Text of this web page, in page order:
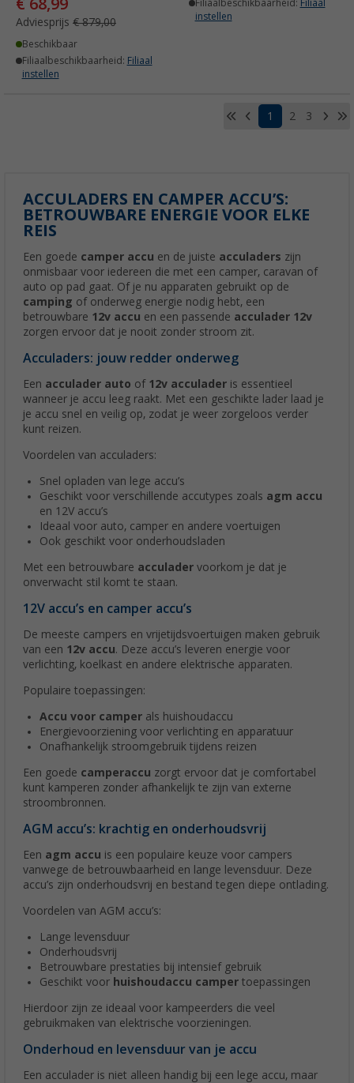
€ 68,99
Adviesprijs € 879,00
Beschikbaar
Filiaalbeschikbaarheid: Filiaal
instellen
Filiaalbeschikbaarheid: Filiaal
instellen
1 2 3
ACCULADERS EN CAMPER ACCU’S:
BETROUWBARE ENERGIE VOOR ELKE
REIS
Een goede camper accu en de juiste acculaders zijn
onmisbaar voor iedereen die met een camper, caravan of
auto op pad gaat. Of je nu apparaten gebruikt op de
camping of onderweg energie nodig hebt, een
betrouwbare 12v accu en een passende acculader 12v
zorgen ervoor dat je nooit zonder stroom zit.
Acculaders: jouw redder onderweg
Een acculader auto of 12v acculader is essentieel
wanneer je accu leeg raakt. Met een geschikte lader laad je
je accu snel en veilig op, zodat je weer zorgeloos verder
kunt reizen.
Voordelen van acculaders:
Snel opladen van lege accu’s
Geschikt voor verschillende accutypes zoals agm accu
en 12V accu’s
Ideaal voor auto, camper en andere voertuigen
Ook geschikt voor onderhoudsladen
Met een betrouwbare acculader voorkom je dat je
onverwacht stil komt te staan.
12V accu’s en camper accu’s
De meeste campers en vrijetijdsvoertuigen maken gebruik
van een 12v accu. Deze accu’s leveren energie voor
verlichting, koelkast en andere elektrische apparaten.
Populaire toepassingen:
Accu voor camper als huishoudaccu
Energievoorziening voor verlichting en apparatuur
Onafhankelijk stroomgebruik tijdens reizen
Een goede camperaccu zorgt ervoor dat je comfortabel
kunt kamperen zonder afhankelijk te zijn van externe
stroombronnen.
AGM accu’s: krachtig en onderhoudsvrij
Een agm accu is een populaire keuze voor campers
vanwege de betrouwbaarheid en lange levensduur. Deze
accu’s zijn onderhoudsvrij en bestand tegen diepe ontlading.
Voordelen van AGM accu’s:
Lange levensduur
Onderhoudsvrij
Betrouwbare prestaties bij intensief gebruik
Geschikt voor huishoudaccu camper toepassingen
Hierdoor zijn ze ideaal voor kampeerders die veel
gebruikmaken van elektrische voorzieningen.
Onderhoud en levensduur van je accu
Een acculader is niet alleen handig bij een lege accu, maar